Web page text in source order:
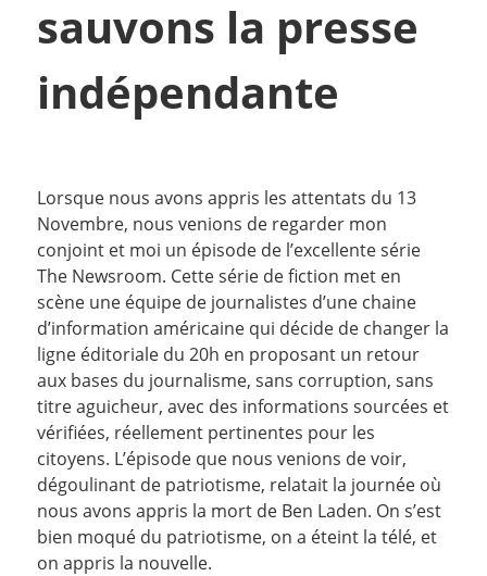
sauvons la presse
indépendante
Lorsque nous avons appris les attentats du 13
Novembre, nous venions de regarder mon
conjoint et moi un épisode de l’excellente série
The Newsroom. Cette série de fiction met en
scène une équipe de journalistes d’une chaine
d’information américaine qui décide de changer la
ligne éditoriale du 20h en proposant un retour
aux bases du journalisme, sans corruption, sans
titre aguicheur, avec des informations sourcées et
vérifiées, réellement pertinentes pour les
citoyens. L’épisode que nous venions de voir,
dégoulinant de patriotisme, relatait la journée où
nous avons appris la mort de Ben Laden. On s’est
bien moqué du patriotisme, on a éteint la télé, et
on appris la nouvelle.